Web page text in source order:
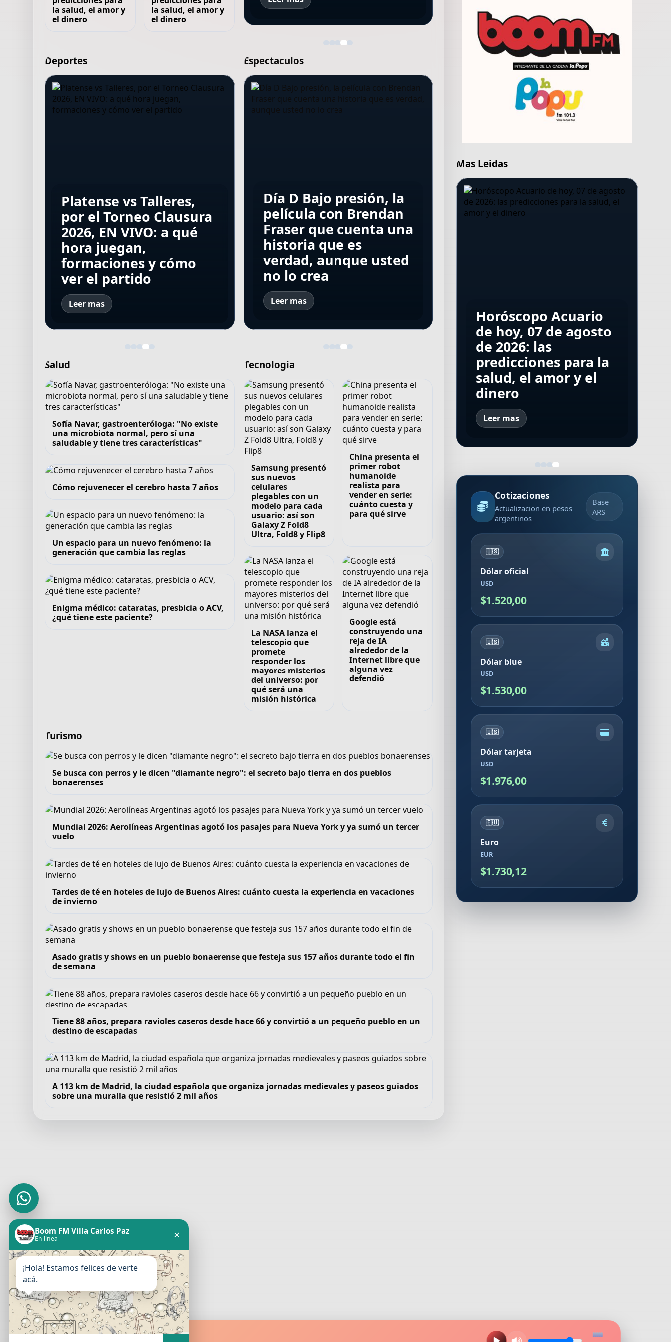
la salud, el amor y
el dinero
la salud, el amor y
el dinero
Deportes
La historia de película
del argentino que hizo
ascender a Aruba en la
Copa Davis y preparó el
equipo en un
container de Cañuelas
La historia de Faten
Ben Omar el Azizi, la
gran promesa del
fútbol marroquí que
murió ahogada en el
cruce masivo a Ceuta
Vélez vs
Independiente, por el
Torneo Clausura 2026,
EN VIVO: a qué hora
juegan, formaciones y
cómo ver el partido
Platense vs Talleres,
por el Torneo Clausura
2026, EN VIVO: a qué
hora juegan,
formaciones y cómo
ver el partido
Leer mas
Independiente
Rivadavia por el
Torneo Clausura 2026,
EN VIVO: a qué hora
juegan, formaciones y
cómo ver el partido
Espectaculos
Qué ver en Disney+
hoy: las 10 series y
películas que lideran
el ranking este jueves
6 de agosto de 2026
en Argentina
Rating del miércoles:
Iván de Pineda, Guido
Kaczka y Santiago del
Moro, los tres en el
Top Five
Tres días de
espectáculos de danza
contemporánea
gratuitos en plena
calle Corrientes
Día D Bajo presión, la
película con Brendan
Fraser que cuenta una
historia que es
verdad, aunque usted
no lo crea
Leer mas
La invitación, o Te
invito a mi fiestita
(sexual) con Penélope
Cruz
Salud
Sofía Navar, gastroenteróloga: "No existe
una microbiota normal, pero sí una
saludable y tiene tres características"
Cómo rejuvenecer el cerebro hasta 7 años
Un espacio para un nuevo fenómeno: la
generación que cambia las reglas
Enigma médico: cataratas, presbicia o ACV,
¿qué tiene este paciente?
Tecnologia
Samsung presentó
sus nuevos
celulares
plegables con un
modelo para cada
usuario: así son
Galaxy Z Fold8
Ultra, Fold8 y Flip8
China presenta el
primer robot
humanoide
realista para
vender en serie:
cuánto cuesta y
para qué sirve
La NASA lanza el
telescopio que
promete
responder los
mayores misterios
del universo: por
qué será una
misión histórica
Google está
construyendo una
reja de IA
alrededor de la
Internet libre que
alguna vez
defendió
Turismo
Se busca con perros y le dicen "diamante negro": el secreto bajo tierra en dos pueblos
bonaerenses
Mundial 2026: Aerolíneas Argentinas agotó los pasajes para Nueva York y ya sumó un tercer
vuelo
Tardes de té en hoteles de lujo de Buenos Aires: cuánto cuesta la experiencia en vacaciones
de invierno
Asado gratis y shows en un pueblo bonaerense que festeja sus 157 años durante todo el fin
de semana
Tiene 88 años, prepara ravioles caseros desde hace 66 y convirtió a un pequeño pueblo en un
destino de escapadas
A 113 km de Madrid, la ciudad española que organiza jornadas medievales y paseos guiados
sobre una muralla que resistió 2 mil años
Mas Leidas
gastroenteróloga:
"No existe una
microbiota normal,
pero sí una saludable
y tiene tres
características"
Parejas mayores en
crisis: ¿separación o
resignación?
Horóscopo de hoy,
viernes 07 de agosto:
las predicciones para
la salud, el amor y el
dinero
Horóscopo Acuario
de hoy, 07 de agosto
de 2026: las
predicciones para la
salud, el amor y el
dinero
Leer mas
Cotizaciones
Actualizacion en pesos
argentinos
Base
ARS
🇺🇸
Dólar oficial
USD
$1.520,00
🇺🇸
Dólar blue
USD
$1.530,00
🇺🇸
Dólar tarjeta
USD
$1.976,00
🇪🇺
Euro
EUR
$1.730,12
Boom FM
Boom FM Villa Carlos Paz
En línea ×
¡Hola! Estamos felices de verte
acá.